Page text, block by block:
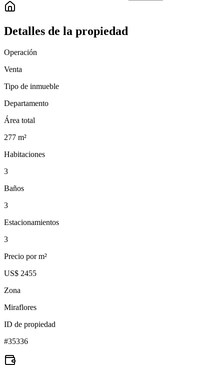
Detalles de la propiedad
Operación
Venta
Tipo de inmueble
Departamento
Área total
277 m²
Habitaciones
3
Baños
3
Estacionamientos
3
Precio por m²
US$ 2455
Zona
Miraflores
ID de propiedad
#35336